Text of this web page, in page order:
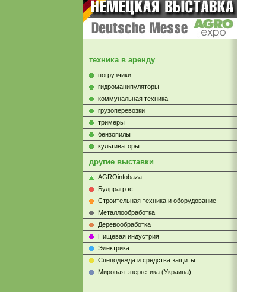
техника в аренду
погрузчики
гидроманипуляторы
коммунальная техника
грузоперевозки
тримеры
бензопилы
культиваторы
другие выставки
AGROinfobaza
Будпрагрэс
Строительная техника и оборудование
Металлообработка
Деревообработка
Пищевая индустрия
Электрика
Cпецодежда и средства защиты
Мировая энергетика (Украина)